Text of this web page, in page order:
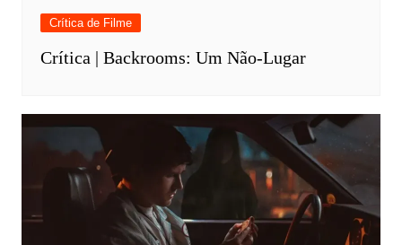
Crítica de Filme
Crítica | Backrooms: Um Não-Lugar